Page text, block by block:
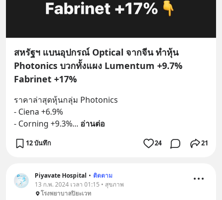
สหรัฐฯ แบนอุปกรณ์ Optical จากจีน ทำหุ้น
Photonics บวกทั้งแผง Lumentum +9.7%
Fabrinet +17%
ราคาล่าสุดหุ้นกลุ่ม Photonics
- Ciena +6.9%
- Corning +9.3%... อ่านต่อ
12 บันทึก 24 21
Piyavate Hospital • ติดตาม
13 ก.พ. 2024 เวลา 01:15 • สุขภาพ
โรงพยาบาลปิยะเวท